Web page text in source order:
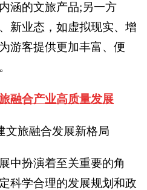
涵的文旅产品;另一方
新业态，如虚拟现实、增
游客提供更加丰富、便
融合产业高质量发展
文旅融合发展新格局
中扮演着至关重要的角
科学合理的发展规划和政